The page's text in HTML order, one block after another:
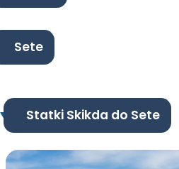
Sete
Statki Skikda do Sete